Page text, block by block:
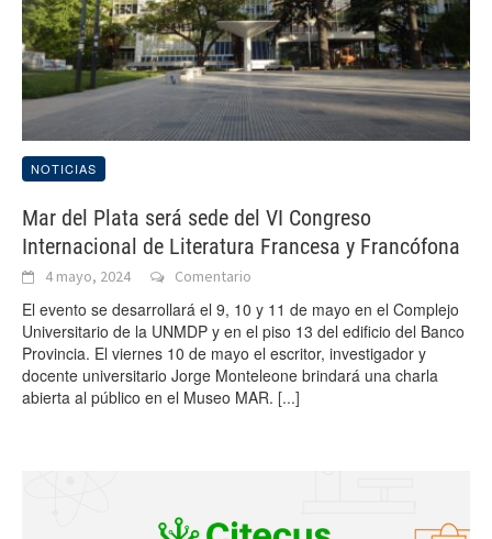
NOTICIAS
Mar del Plata será sede del VI Congreso
Internacional de Literatura Francesa y Francófona
4 mayo, 2024 Comentario
El evento se desarrollará el 9, 10 y 11 de mayo en el Complejo
Universitario de la UNMDP y en el piso 13 del edificio del Banco
Provincia. El viernes 10 de mayo el escritor, investigador y
docente universitario Jorge Monteleone brindará una charla
abierta al público en el Museo MAR. [...]